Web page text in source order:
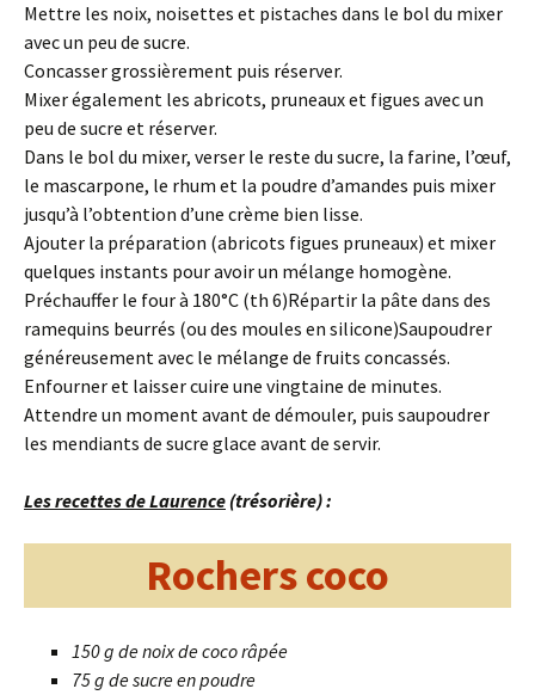
Mettre les noix, noisettes et pistaches dans le bol du mixer
avec un peu de sucre.
Concasser grossièrement puis réserver.
Mixer également les abricots, pruneaux et figues avec un
peu de sucre et réserver.
Dans le bol du mixer, verser le reste du sucre, la farine, l’œuf,
le mascarpone, le rhum et la poudre d’amandes puis mixer
jusqu’à l’obtention d’une crème bien lisse.
Ajouter la préparation (abricots figues pruneaux) et mixer
quelques instants pour avoir un mélange homogène.
Préchauffer le four à 180°C (th 6)Répartir la pâte dans des
ramequins beurrés (ou des moules en silicone)Saupoudrer
généreusement avec le mélange de fruits concassés.
Enfourner et laisser cuire une vingtaine de minutes.
Attendre un moment avant de démouler, puis saupoudrer
les mendiants de sucre glace avant de servir.
Les recettes de Laurence (trésorière) :
Rochers coco
150 g de noix de coco râpée
75 g de sucre en poudre